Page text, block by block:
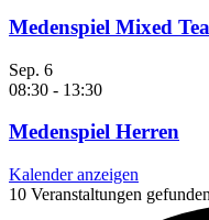
Medenspiel Mixed
Sep. 6
08:30 - 13:30
Medenspiel Herren
Kalender anzeigen
10 Veranstaltungen